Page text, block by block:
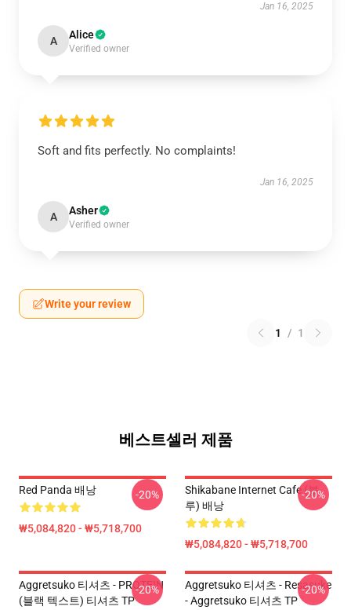
Jan 16, 2025
A Alice
Verified owner
Soft and fits perfectly. No complaints!
Jan 16, 2025
A Asher
Verified owner
Write your review
1 / 1
베스트셀러 제품
Red Panda 배낭
₩5,084,820 - ₩5,718,700
-20%
Shikabane Internet Cafe (블
루) 배낭
₩5,084,820 - ₩5,718,700
-20%
Aggretsuko 티셔츠 - PROTEIN
(블랙 텍스트) 티셔츠 TP
-20%
Aggretsuko 티셔츠 - Resasuke
- Aggretsuko 티셔츠 TP
-20%